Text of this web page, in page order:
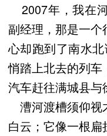
2007年，我在
副经理，那是一个
心却跑到了南水
悄踏上北去的列
汽车赶往满城县与
漕河渡槽须仰视
白云；它像一根